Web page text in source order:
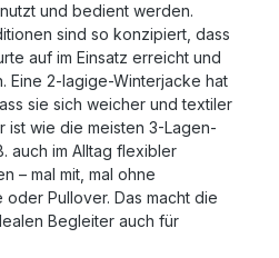
und bedient werden.
sind so konzipiert, dass
auf im Einsatz erreicht und
Eine 2-lagige-Winterjacke hat
sie sich weicher und textiler
ist wie die meisten 3-Lagen-
auch im Alltag flexibler
– mal mit, mal ohne
Pullover. Das macht die
Begleiter auch für